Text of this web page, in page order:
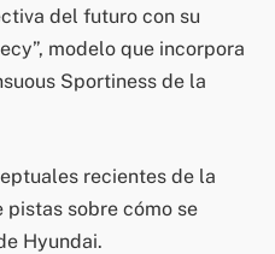
del futuro con su
modelo que incorpora
Sportiness de la
recientes de la
pistas sobre cómo se
Hyundai.